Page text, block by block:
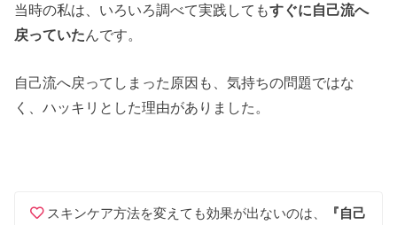
当時の私は、いろいろ調べて実践してもすぐに自己流へ
戻っていたんです。
自己流へ戻ってしまった原因も、気持ちの問題ではな
く、ハッキリとした理由がありました。
スキンケア方法を変えても効果が出ないのは、
『自己